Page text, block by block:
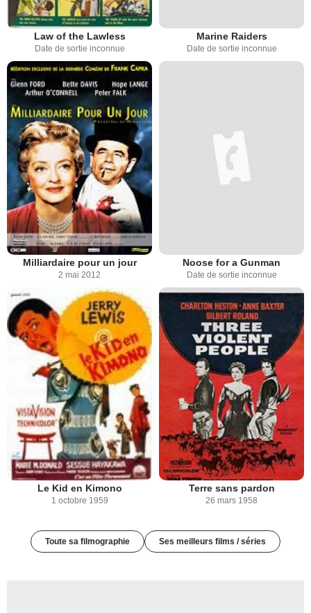
Law of the Lawless
Date de sortie inconnue
Marine Raiders
Date de sortie inconnue
Milliardaire pour un jour
2 mai 2012
Noose for a Gunman
Date de sortie inconnue
Le Kid en Kimono
1 octobre 1959
Terre sans pardon
26 mars 1958
Toute sa filmographie Ses meilleurs films / séries